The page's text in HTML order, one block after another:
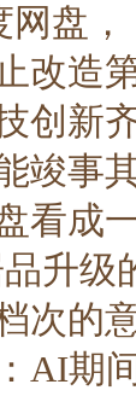
盘，
改造
创新
竣事
看成
升级
次的
AI期